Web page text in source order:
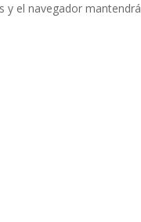
y el navegador mantendrá